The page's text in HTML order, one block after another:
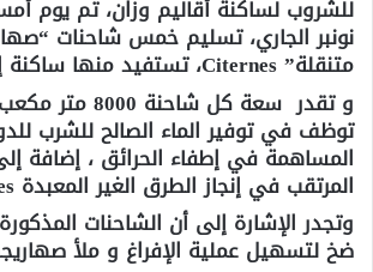
نونبر الجاري، تسليم خمس شاحنات
متنقلة” Citernes، تستفيد منها ساكنة إقليم وزان.
و تقدر سعة كل
توظف في توفير الماء الصالح للشرب
المساهمة في إطفاء الحرائق ، إضافة
المرتقب في إنجاز الطرق الغير المعبدة les pistes.
وتجدر الإشارة إلى أن الشاحنات
ضخ لتسهيل عملية الإفراغ و ملأ